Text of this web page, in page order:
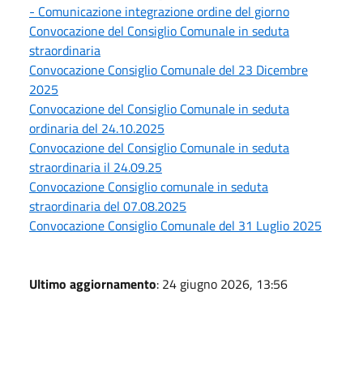
- Comunicazione integrazione ordine del giorno
Convocazione del Consiglio Comunale in seduta
straordinaria
Convocazione Consiglio Comunale del 23 Dicembre
2025
Convocazione del Consiglio Comunale in seduta
ordinaria del 24.10.2025
Convocazione del Consiglio Comunale in seduta
straordinaria il 24.09.25
Convocazione Consiglio comunale in seduta
straordinaria del 07.08.2025
Convocazione Consiglio Comunale del 31 Luglio 2025
Ultimo aggiornamento: 24 giugno 2026, 13:56